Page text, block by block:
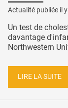
Actualité publiée il
Un test de
davantage
Northwestern
LIRE LA SUITE